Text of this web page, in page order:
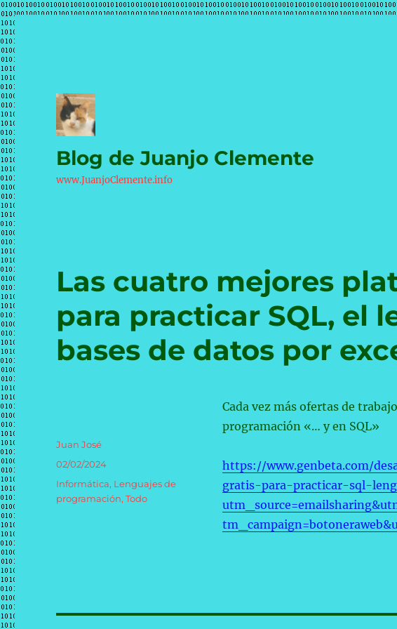
Blog de Juanjo Clemente
www.JuanjoClemente.info
Las cuatro mejores
para practicar SQL, el
bases de datos por
Cada vez más ofertas de
programación «… y en SQL»
https://www.genbeta.com/
gratis-para-practicar-sql-
Autor
Juan José
Publicado
02/02/2024
Categorías
Informática, Lenguajes de
programación,Todo